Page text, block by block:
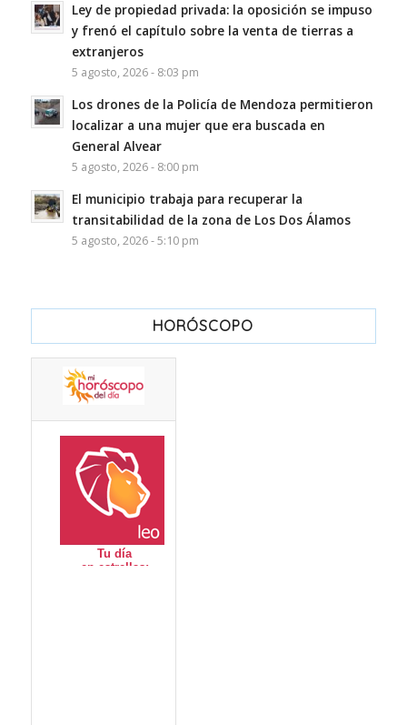
Ley de propiedad privada: la oposición se impuso
y frenó el capítulo sobre la venta de tierras a
extranjeros
5 agosto, 2026 - 8:03 pm
Los drones de la Policía de Mendoza permitieron
localizar a una mujer que era buscada en
General Alvear
5 agosto, 2026 - 8:00 pm
El municipio trabaja para recuperar la
transitabilidad de la zona de Los Dos Álamos
5 agosto, 2026 - 5:10 pm
HORÓSCOPO